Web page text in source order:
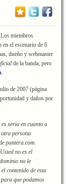
miembros
el escenario de 6
dueño y webmaster
de la banda, pero
.
de 2007 (página
y daños por
seria en cuanto a
persona
pantera.com.
no es el
no le
contenido de esta
que podamos